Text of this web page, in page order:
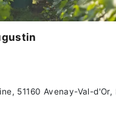
51160 Avenay-Val-d'Or,